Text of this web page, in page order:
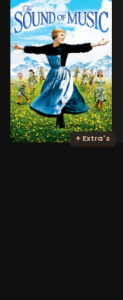
+ Extra's